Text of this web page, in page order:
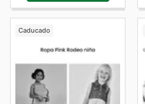
Caducado